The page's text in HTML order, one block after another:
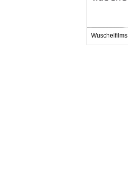
Wuschelfilms